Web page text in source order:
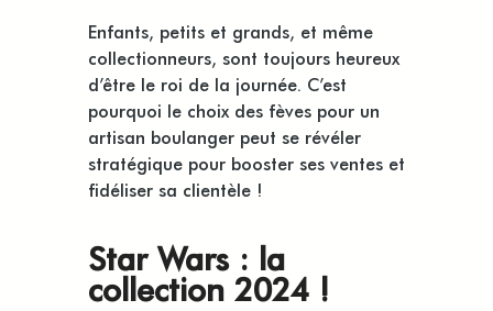
Enfants, petits et grands, et même
collectionneurs, sont toujours heureux
d’être le roi de la journée. C’est
pourquoi le choix des fèves pour un
artisan boulanger peut se révéler
stratégique pour booster ses ventes et
fidéliser sa clientèle !
Star Wars : la
collection 2024 !